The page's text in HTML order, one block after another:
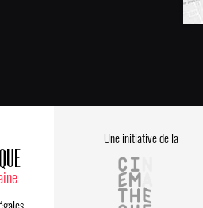
Une initiative de la